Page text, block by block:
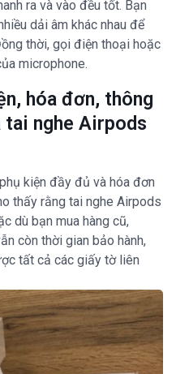
ra và vào đều tốt. Bạn
dải âm khác nhau để
thời, gọi điện thoại hoặc
microphone.
hóa đơn, thông
tai nghe Airpods
kiện đầy đủ và hóa đơn
thấy rằng tai nghe Airpods
dù bạn mua hàng cũ,
còn thời gian bảo hành,
tất cả các giấy tờ liên